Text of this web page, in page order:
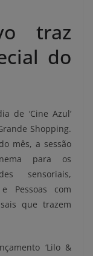
traz
do
de ‘Cine Azul’
Shopping.
mês, a sessão
para os
sensoriais,
Pessoas com
que trazem
‘Lilo &